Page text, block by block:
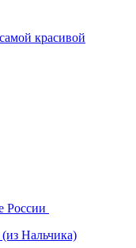
России
Нальчика)